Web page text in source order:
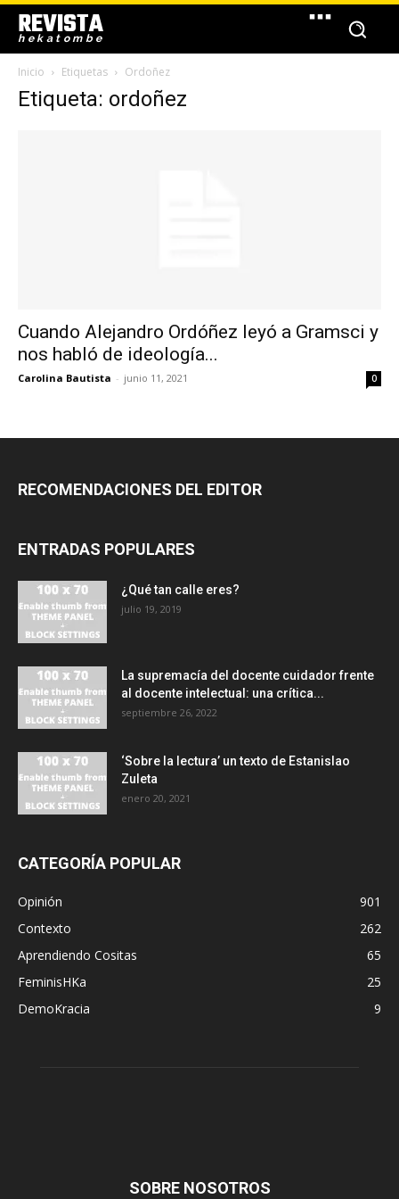
REVISTA
hekatombe
Inicio Etiquetas Ordoñez
Etiqueta: ordoñez
Cuando Alejandro Ordóñez leyó a Gramsci y
nos habló de ideología...
Carolina Bautista - junio 11, 2021 0
RECOMENDACIONES DEL EDITOR
ENTRADAS POPULARES
¿Qué tan calle eres?
julio 19, 2019
La supremacía del docente cuidador frente
al docente intelectual: una crítica...
septiembre 26, 2022
‘Sobre la lectura’ un texto de Estanislao
Zuleta
enero 20, 2021
CATEGORÍA POPULAR
Opinión
901
Contexto
262
Aprendiendo Cositas
65
FeminisHKa
25
DemoKracia
9
SOBRE NOSOTROS